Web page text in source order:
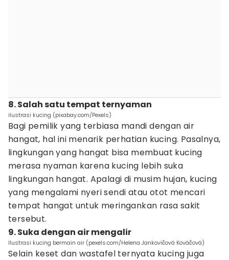
8. Salah satu tempat ternyaman
ilustrasi kucing (pixabay.com/Pexels)
Bagi pemilik yang terbiasa mandi dengan air
hangat, hal ini menarik perhatian kucing. Pasalnya,
lingkungan yang hangat bisa membuat kucing
merasa nyaman karena kucing lebih suka
lingkungan hangat. Apalagi di musim hujan, kucing
yang mengalami nyeri sendi atau otot mencari
tempat hangat untuk meringankan rasa sakit
tersebut.
9. Suka dengan air mengalir
Ilustrasi kucing bermain air (pexels.com/Helena Jankovičová Kováčová)
Selain keset dan wastafel ternyata kucing juga